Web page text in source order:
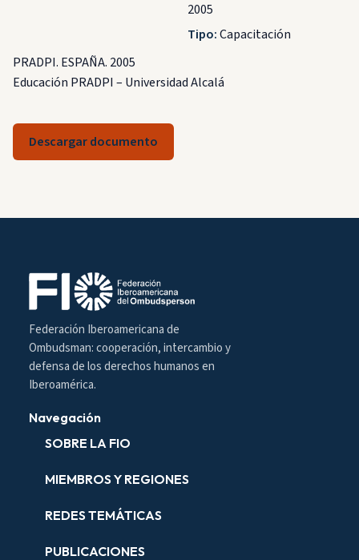
2005
Tipo:Capacitación
PRADPI. ESPAÑA. 2005
Educación PRADPI – Universidad Alcalá
Descargar documento
Federación Iberoamericana de
Ombudsman: cooperación, intercambio y
defensa de los derechos humanos en
Iberoamérica.
Navegación
SOBRE LA FIO
MIEMBROS Y REGIONES
REDES TEMÁTICAS
PUBLICACIONES